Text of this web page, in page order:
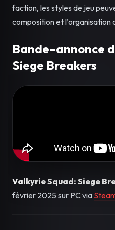
faction, les styles de jeu
composition et l’organisation
Bande-annonce
Siege Breakers
Valkyrie Squad: Siege
février 2025 sur PC via